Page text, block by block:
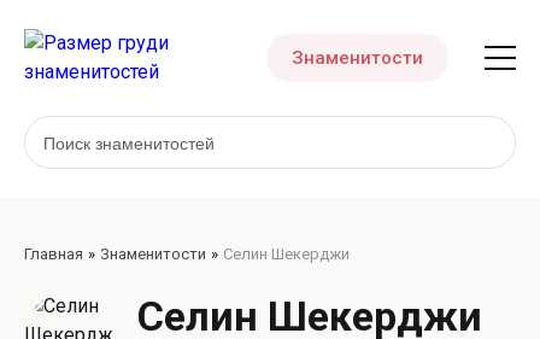
Знаменитости
Главная Знаменитости Селин Шекерджи
Селин Шекерджи